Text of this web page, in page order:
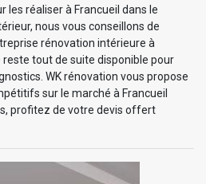
les réaliser à Francueil dans le
nous vous conseillons de
rénovation intérieure à
reste tout de suite disponible pour
WK rénovation vous propose
sur le marché à Francueil
profitez de votre devis offert